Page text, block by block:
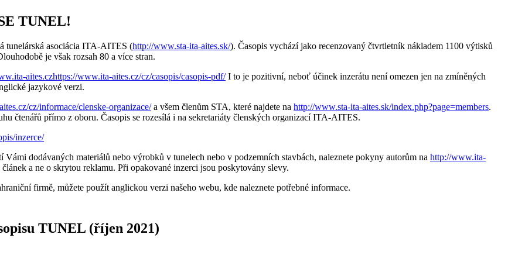
TUNEL!
tunelárská asociácia ITA-AITES (http://www.sta-ita-aites.sk/). Časopis vychází jako recenzovaný čtvrtletník nákladem 1100 výtisků
je však rozsah 80 a více stran.
aites.czhttps://www.ita-aites.cz/cz/casopis/casopis-pdf/I to je pozitivní, neboť účinek inzerátu není omezen jen na zmíněných
jazykové verzi.
cz/informace/clenske-organizace/a všem členům STA, které najdete na http://www.sta-ita-aites.sk/index.php?page=members.
čtenářů přímo z oboru. Časopis se rozesílá i na sekretariáty členských organizací ITA-AITES.
inzerce/
dodávaných materiálů nebo výrobků v tunelech nebo v podzemních stavbách, naleznete pokyny autorům na http://www.ita-
a ne o skrytou reklamu. Při opakované inzerci jsou poskytovány slevy.
firmě, můžete použít anglickou verzi našeho webu, kde naleznete potřebné informace.
TUNEL (říjen 2021)